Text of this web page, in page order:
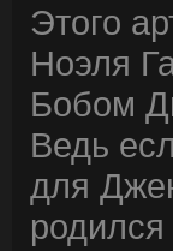
Этого
Ноэля
Бобом
Ведь
для